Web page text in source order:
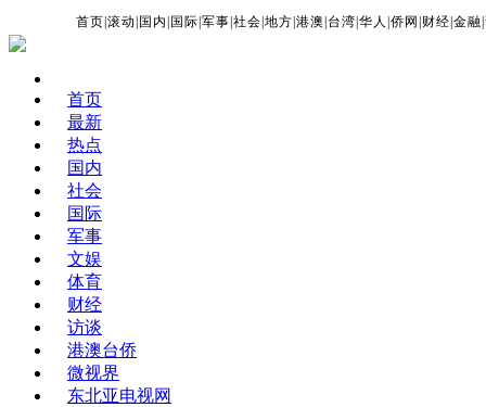
首页 |滚动 国内 国际 |军事 |社会 |地方 |港澳 台湾 |华人 |侨网 财经 |金融 |
首页
最新
热点
国内
社会
国际
军事
文娱
体育
财经
访谈
港澳台侨
微视界
东北亚电视网